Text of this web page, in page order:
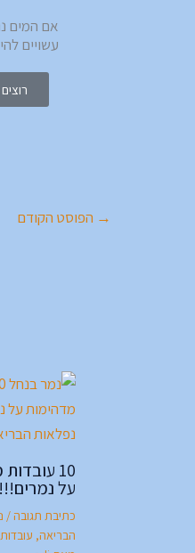
אם המים
עשויים
→ הפוסט הקודם
10
על
כתיבת תגובה/
הבריאה,